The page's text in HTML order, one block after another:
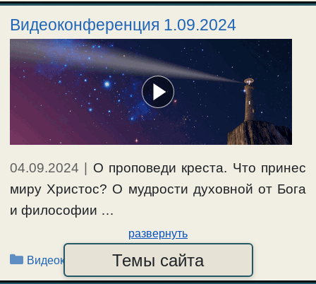
Видеоконференция 1.09.2024
04.09.2024
О проповеди креста. Что принес
миру Христос? О мудрости духовной от Бога
и философии …
развернуть
Рубрики
Видеоконференции-2024Темы сайта